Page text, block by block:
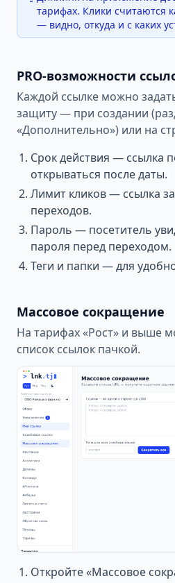
тарифах. Клики считаются
— видно, откуда и с каких
PRO-возможности
Каждой ссылке можно
защиту — при создании
«Дополнительно») или на
Срок действия — ссылка
открываться после даты.
Лимит кликов — ссылка
переходов.
Пароль — посетитель
пароля перед переходом.
Теги и папки — для
Массовое сокращение
На тарифах «Рост» и выше
список ссылок пачкой.
Откройте «Массовое